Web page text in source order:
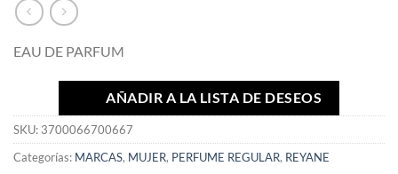
EAU DE PARFUM
AÑADIR A LA LISTA DE DESEOS
SKU: 3700066700667
Categorías: MARCAS, MUJER, PERFUME REGULAR, REYANE